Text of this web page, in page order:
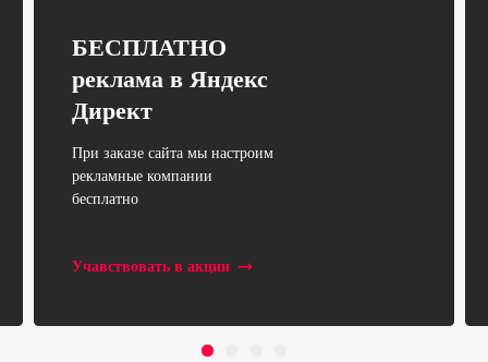
БЕСПЛАТНО
реклама в Яндекс
Директ
При заказе сайта мы настроим
рекламные компании
бесплатно
Учавствовать в акции